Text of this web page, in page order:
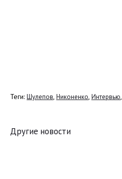
Теги: Шулепов, Никоненко, Интервью,
Другие новости